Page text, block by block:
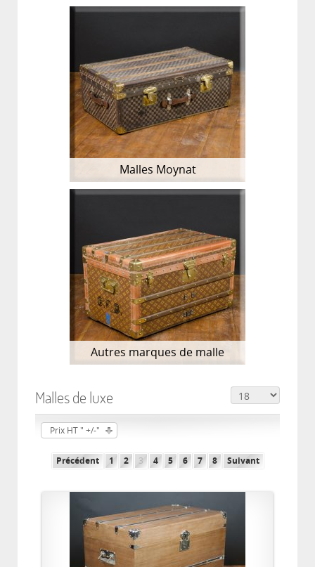
Malles Moynat
Autres marques de malle
Malles de luxe
Prix HT " +/-"
Précédent 1 2 3 4 5 6 7 8 Suivant